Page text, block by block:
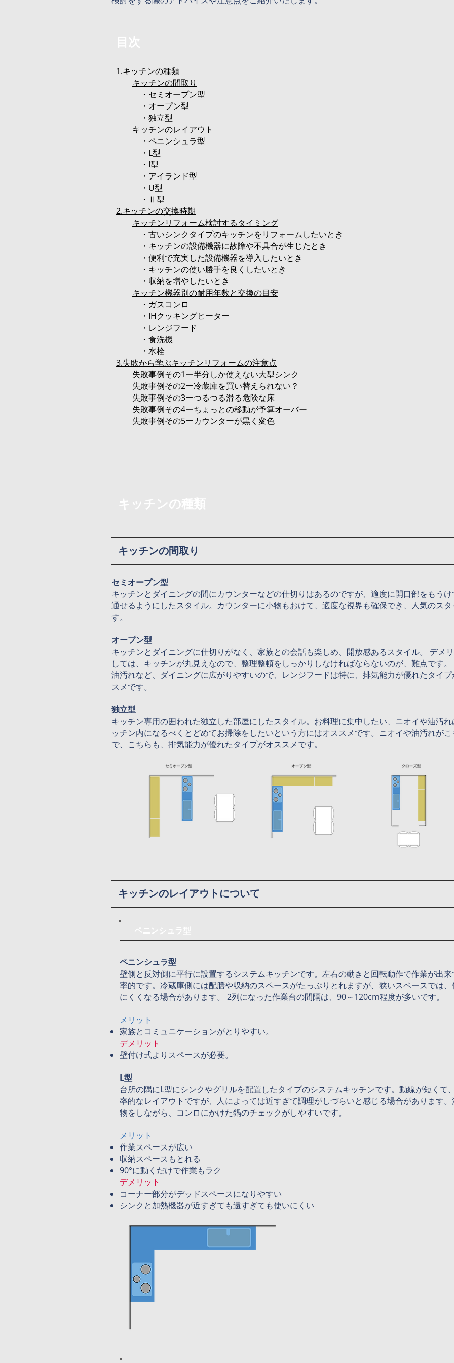
1.キッチンの種類
キッチンの間取り
・セミオープン型
・オープン型
・独立型
キッチンのレイアウト
・ペニンシュラ型
・L型
・I型
・アイランド型
・U型
・Ⅱ型
2.キッチンの交換時期
キッチンリフォーム検討するタイミング
・古いシンクタイプのキッチンをリフォームしたいとき
・キッチンの設備機器に故障や不具合が生じたとき
・便利で充実した設備機器を導入したいとき
・キッチンの使い勝手を良くしたいとき
・収納を増やしたいとき
キッチン機器別の耐用年数と交換の目安
・ガスコンロ
・IHクッキングヒーター
・レンジフード
・食洗機
・水栓
3.失敗から学ぶキッチンリフォームの注意点
失敗事例その1ー半分しか使えない大型シンク
失敗事例その2ー冷蔵庫を買い替えられない？
失敗事例その3ーつるつる滑る危険な床
失敗事例その4ーちょっとの移動が予算オーバー
失敗事例その5ーカウンターが黒く変色
キッチンの間取り
セミオープン型
キッチンとダイニングの間にカウンターなどの仕切りはあるのですが、適度に開口部をもうけ
通せるようにしたスタイル。カウンターに小物もおけて、適度な視界も確保でき、人気のス
す。
オープン型
キッチンとダイニングに仕切りがなく、家族との会話も楽しめ、開放感あるスタイル。 デメ
しては、キッチンが丸見えなので、整理整頓をしっかりしなければならないのが、難点です。
油汚れなど、ダイニングに広がりやすいので、レンジフードは特に、排気能力が優れたタイプ
スメです。
独立型
キッチン専用の囲われた独立した部屋にしたスタイル。お料理に集中したい、ニオイや油汚れ
ッチン内になるべくとどめてお掃除をしたいという方にはオススメです。ニオイや油汚れが
で、こちらも、排気能力が優れたタイプがオススメです。
キッチンのレイアウトについて
ペニンシュラ型
壁側と反対側に平行に設置するシステムキッチンです。左右の動きと回転動作で作業が出来
率的です。冷蔵庫側には配膳や収納のスペースがたっぷりとれますが、狭いスペースでは、
にくくなる場合があります。 2列になった作業台の間隔は、90～120cm程度が多いです。
メリット
家族とコミュニケーションがとりやすい。
デメリット
壁付け式よりスペースが必要。
L型
台所の隅にL型にシンクやグリルを配置したタイプのシステムキッチンです。動線が短くて
率的なレイアウトですが、人によっては近すぎて調理がしづらいと感じる場合があります。
物をしながら、コンロにかけた鍋のチェックがしやすいです。
メリット
作業スペースが広い
収納スペースもとれる
90°に動くだけで作業もラク
デメリット
コーナー部分がデッドスペースになりやすい
シンクと加熱機器が近すぎても遠すぎても使いにくい